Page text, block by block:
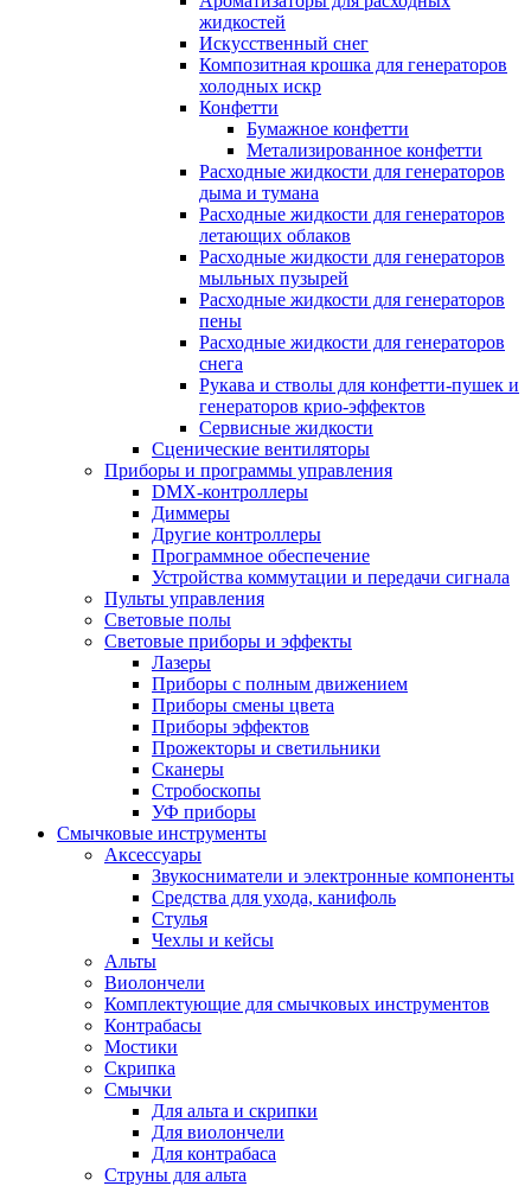
жидкостей
Искусственный снег
Композитная крошка для генераторов
холодных искр
Конфетти
Бумажное конфетти
Метализированное конфетти
Расходные жидкости для генераторов
дыма и тумана
Расходные жидкости для генераторов
летающих облаков
Расходные жидкости для генераторов
мыльных пузырей
Расходные жидкости для генераторов
пены
Расходные жидкости для генераторов
снега
Рукава и стволы для конфетти-пушек и
генераторов крио-эффектов
Сервисные жидкости
Сценические вентиляторы
Приборы и программы управления
DMX-контроллеры
Диммеры
Другие контроллеры
Программное обеспечение
Устройства коммутации и передачи сигнала
Пульты управления
Световые полы
Световые приборы и эффекты
Лазеры
Приборы с полным движением
Приборы смены цвета
Приборы эффектов
Прожекторы и светильники
Сканеры
Стробоскопы
УФ приборы
Смычковые инструменты
Аксессуары
Звукосниматели и электронные компоненты
Средства для ухода, канифоль
Стулья
Чехлы и кейсы
Альты
Виолончели
Комплектующие для смычковых инструментов
Контрабасы
Мостики
Скрипка
Смычки
Для альта и скрипки
Для виолончели
Для контрабаса
Струны для альта